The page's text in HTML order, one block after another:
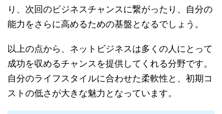
り、次回のビジネスチャンスに繋がったり、自分の
能力をさらに高めるための基盤となるでしょう。
以上の点から、ネットビジネスは多くの人にとって
成功を収めるチャンスを提供してくれる分野です。
自分のライフスタイルに合わせた柔軟性と、初期コ
ストの低さが大きな魅力となっています。